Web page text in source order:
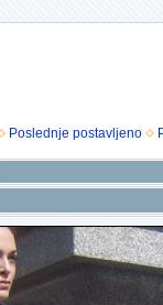
Poslednje postavljeno